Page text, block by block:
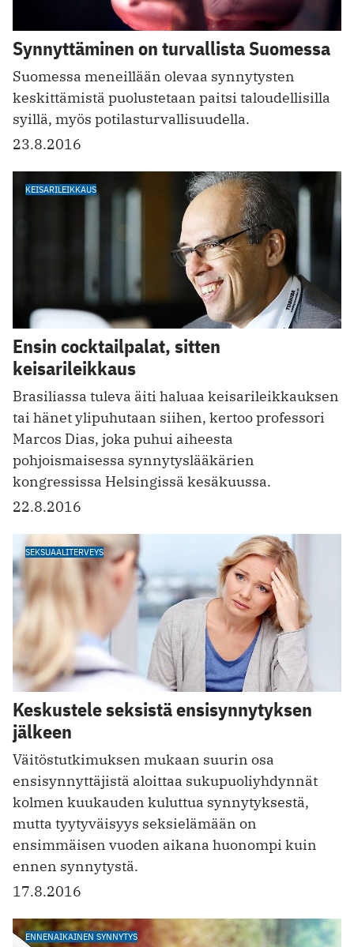
Synnyttäminen on turvallista Suomessa
Suomessa meneillään olevaa synnytysten
keskittämistä puolustetaan paitsi taloudellisilla
syillä, myös potilasturvallisuudella.
23.8.2016
KEISARILEIKKAUS
Ensin cocktailpalat, sitten
keisarileikkaus
Brasiliassa tuleva äiti haluaa keisarileikkauksen
tai hänet ylipuhutaan siihen, kertoo professori
Marcos Dias, joka puhui aiheesta
pohjoismaisessa synnytyslääkärien
kongressissa Helsingissä kesäkuussa.
22.8.2016
SEKSUAALITERVEYS
Keskustele seksistä ensisynnytyksen
jälkeen
Väitöstutkimuksen mukaan suurin osa
ensisynnyttäjistä aloittaa sukupuoliyhdynnät
kolmen kuukauden kuluttua synnytyksestä,
mutta tyytyväisyys seksielämään on
ensimmäisen vuoden aikana huonompi kuin
ennen synnytystä.
17.8.2016
ENNENAIKAINEN SYNNYTYS